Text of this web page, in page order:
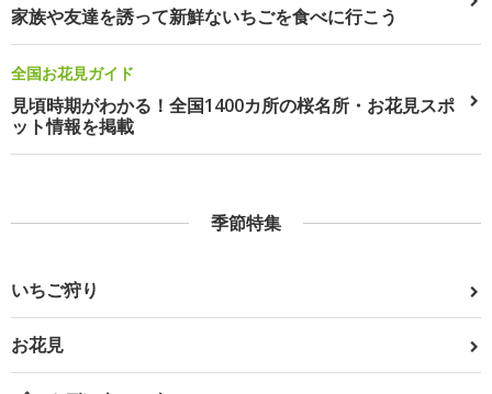
家族や友達を誘って新鮮ないちごを食べに行こう
全国お花見ガイド
見頃時期がわかる！全国1400カ所の桜名所・お花見スポ
ット情報を掲載
季節特集
いちご狩り
お花見